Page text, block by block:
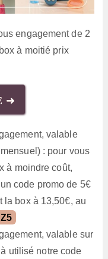
engagement de 2
à moitié prix
➜
valable
: pour vous
à moindre coût,
code promo de 5€
la box à 13,50€, au
valable sur
utilisé notre code